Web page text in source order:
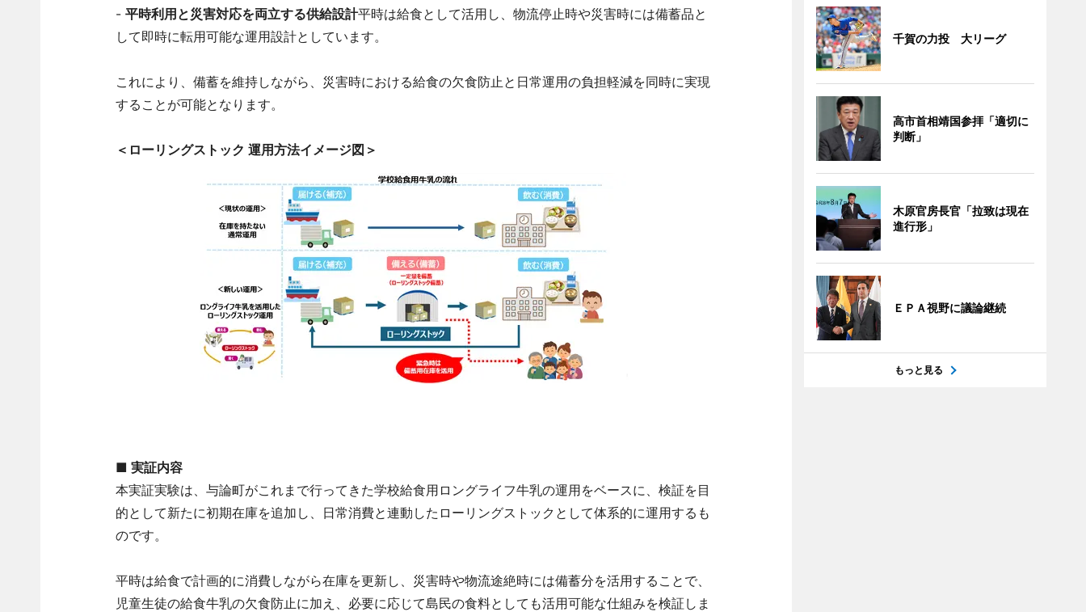
- 平時利用と災害対応を両立する供給設計平時は給食として活用し、物流停止時や災害時には備蓄品と
して即時に転用可能な運用設計としています。
これにより、備蓄を維持しながら、災害時における給食の欠食防止と日常運用の負担軽減を同時に実現
することが可能となります。
＜ローリングストック 運用方法イメージ図＞
■ 実証内容
本実証実験は、与論町がこれまで行ってきた学校給食用ロングライフ牛乳の運用をベースに、検証を目
的として新たに初期在庫を追加し、日常消費と連動したローリングストックとして体系的に運用するも
のです。
平時は給食で計画的に消費しながら在庫を更新し、災害時や物流途絶時には備蓄分を活用することで、
児童生徒の給食牛乳の欠食防止に加え、必要に応じて島民の食料としても活用可能な仕組みを検証しま
千賀の力投 大リーグ
高市首相靖国参拝「適切に
判断」
木原官房長官「拉致は現在
進行形」
ＥＰＡ視野に議論継続
もっと見る